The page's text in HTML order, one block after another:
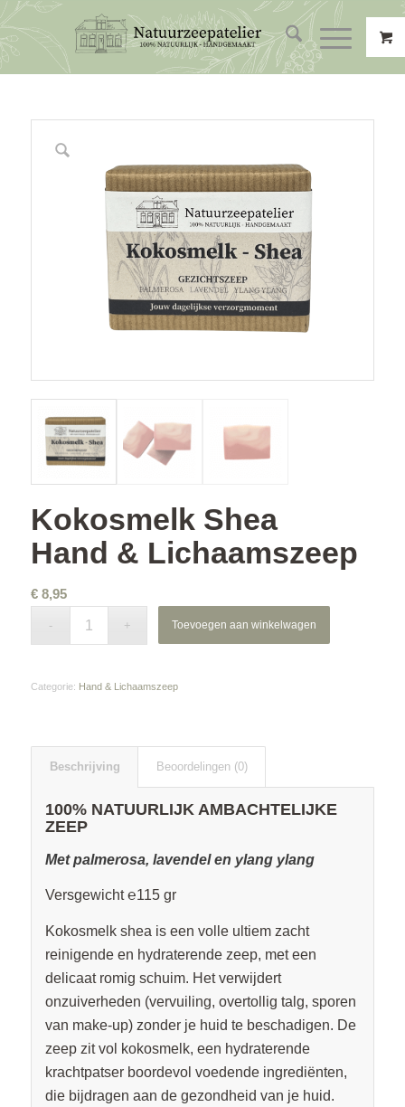
Kokosmelk Shea
Hand & Lichaamszeep
€8,95
Toevoegen aan winkelwagen
Categorie: Hand & Lichaamszeep
Beschrijving Beoordelingen (0)
100% NATUURLIJK AMBACHTELIJKE
ZEEP
Met palmerosa, lavendel en ylang ylang
Versgewicht ℮115 gr
Kokosmelk shea is een volle ultiem zacht
reinigende en hydraterende zeep, met een
delicaat romig schuim. Het verwijdert
onzuiverheden (vervuiling, overtollig talg, sporen
van make-up) zonder je huid te beschadigen. De
zeep zit vol kokosmelk, een hydraterende
krachtpatser boordevol voedende ingrediënten,
die bijdragen aan de gezondheid van je huid.